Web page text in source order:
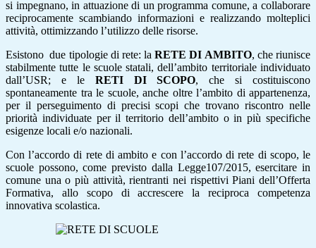
si impegnano, in attuazione di un programma comune, a collaborare
reciprocamente scambiando informazioni e realizzando molteplici
attività, ottimizzando l’utilizzo delle risorse.
Esistono due tipologie di rete: la RETE DI AMBITO, che riunisce
stabilmente tutte le scuole statali, dell’ambito territoriale individuato
dall’USR; e leRETI DI SCOPO, che si costituiscono
spontaneamente tra le scuole, anche oltre l’ambito di appartenenza,
per il perseguimento di precisi scopi che trovano riscontro nelle
priorità individuate per il territorio dell’ambito o in più specifiche
esigenze locali e/o nazionali.
Con l’accordo di rete di ambito e con l’accordo di rete di scopo, le
scuole possono, come previsto dalla Legge107/2015, esercitare in
comune una o più attività, rientranti nei rispettivi Piani dell’Offerta
Formativa, allo scopo di accrescere la reciproca competenza
innovativa scolastica.